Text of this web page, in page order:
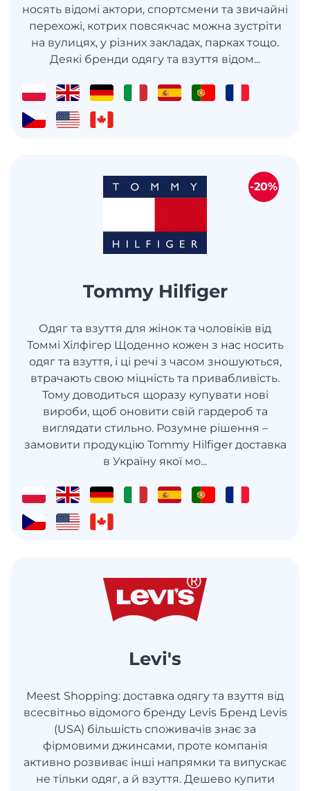
носять відомі актори, спортсмени та звичайні
перехожі, котрих повсякчас можна зустріти
на вулицях, у різних закладах, парках тощо.
Деякі бренди одягу та взуття відом...
Tommy Hilfiger
Одяг та взуття для жінок та чоловіків від
Томмі Хілфігер Щоденно кожен з нас носить
одяг та взуття, і ці речі з часом зношуються,
втрачають свою міцність та привабливість.
Тому доводиться щоразу купувати нові
вироби, щоб оновити свій гардероб та
виглядати стильно. Розумне рішення –
замовити продукцію Tommy Hilfiger доставка
в Україну якої мо...
-20%
Levi's
Meest Shopping: доставка одягу та взуття від
всесвітньо відомого бренду Levis Бренд Levis
(USA) більшість споживачів знає за
фірмовими джинсами, проте компанія
активно розвиває інші напрямки та випускає
не тільки одяг, а й взуття. Дешево купити